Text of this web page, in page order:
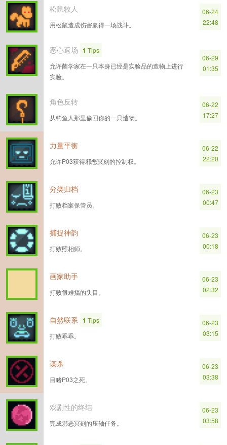
松鼠牧人
用松鼠造成伤害赢得一场战斗。
06-24
22:48
恶心返场 1 Tips
允许菌学家在一只本身已经是实验品的造物上进行
实验。
06-29
01:35
角色反转
从钓鱼人那里偷回你的一只造物。
06-22
17:27
力量平衡
允许P03获得邪恶冥刻的控制权。
06-22
22:20
分类归档
打败档案保管员。
06-23
00:47
捕捉神韵
打败照相师。
06-23
00:18
画家助手
打败很难搞的头目。
06-23
02:32
自然联系 1 Tips
打败乖乖。
06-23
03:15
谋杀
目睹P03之死。
06-23
03:38
戏剧性的终结
完成邪恶冥刻的压轴任务。
06-23
03:58